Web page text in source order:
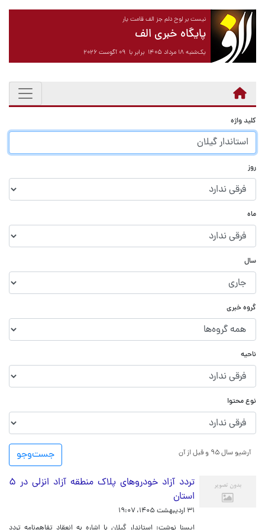
نیست بر لوح دلم جز الف قامت یار
پایگاه خبری الف
یک‌شنبه ۱۸ مرداد ۱۴۰۵ برابر با ۰۹ آگوست ۲۰۲۶
کلید واژه
روز
ماه
سال
گروه خبری
ناحیه
نوع محتوا
جست‌و‌جو آرشیو سال ۹۵ و قبل از آن
تردد آزاد خودروهای پلاک منطقه آزاد انزلی در ۵
استان
۳۱ اردیبهشت ۱۴۰۵، ۱۹:۰۷